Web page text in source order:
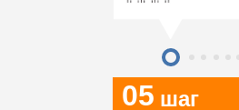
05 шаг